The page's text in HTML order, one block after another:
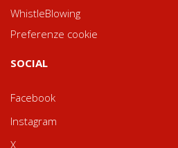
WhistleBlowing
Preferenze cookie
SOCIAL
Facebook
Instagram
X